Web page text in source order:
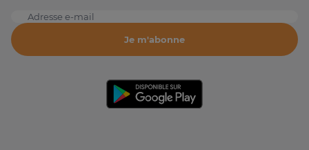
Adresse e-mail
Je m'abonne